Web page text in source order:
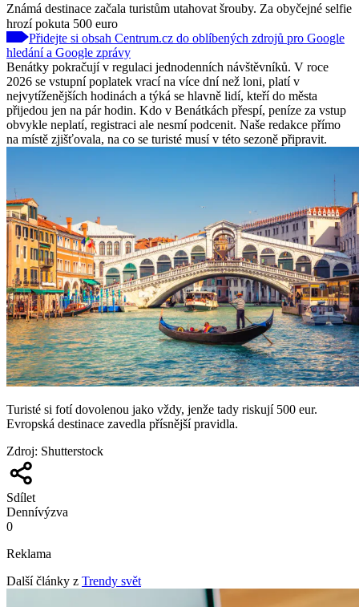
Známá destinace začala turistům utahovat šrouby. Za obyčejné selfie
hrozí pokuta 500 euro
Přidejte si obsah Centrum.cz do oblíbených zdrojů pro Google
hledání a Google zprávy
Benátky pokračují v regulaci jednodenních návštěvníků. V roce
2026 se vstupní poplatek vrací na více dní než loni, platí v
nejvytíženějších hodinách a týká se hlavně lidí, kteří do města
přijedou jen na pár hodin. Kdo v Benátkách přespí, peníze za vstup
obvykle neplatí, registraci ale nesmí podcenit. Naše redakce přímo
na místě zjišťovala, na co se turisté musí v této sezoně připravit.
Turisté si fotí dovolenou jako vždy, jenže tady riskují 500 eur.
Evropská destinace zavedla přísnější pravidla.
Zdroj: Shutterstock
Sdílet
Dennívýzva
0
Reklama
Další články z Trendy svět